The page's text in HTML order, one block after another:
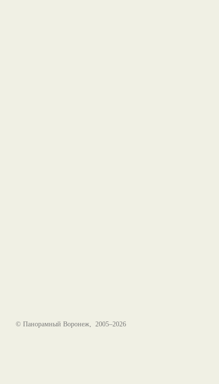
© Панорамный Воронеж, 2005–2026